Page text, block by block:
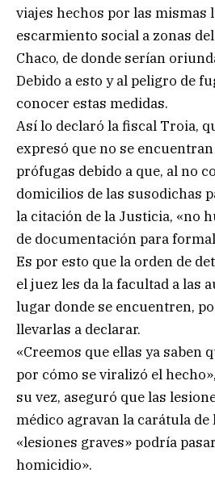
viajes hechos por las mismas
escarmiento social a zonas
Chaco, de donde serían
Debido a esto y al peligro de
conocer estas medidas.
Así lo declaró la fiscal Troia,
expresó que no se
prófugas debido a que, al no
domicilios de las susodichas
la citación de la Justicia, «no
de documentación para
Es por esto que la orden de
el juez les da la facultad a las
lugar donde se encuentren,
llevarlas a declarar.
«Creemos que ellas ya saben
por cómo se viralizó el
su vez, aseguró que las
médico agravan la carátula de
«lesiones graves» podría
homicidio».